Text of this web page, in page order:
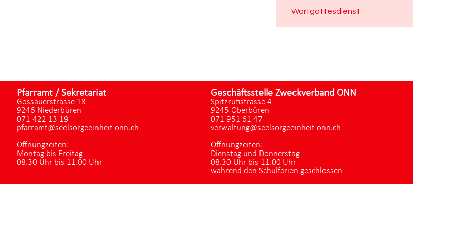
Wortgottesdienst
Pfarramt / Sekretariat
Gossauerstrasse 18
9246 Niederbüren
071 422 13 19
pfarramt@seelsorgeeinheit-onn.ch
Öffnungzeiten:
Montag bis Freitag
08.30 Uhr bis 11.00 Uhr
Geschäftsstelle Zweckverband ONN
Spitzrütistrasse 4
9245 Oberbüren
071 951 61 47
verwaltung@seelsorgeeinheit-onn.ch
Öffnungzeiten:
Dienstag und Donnerstag
08.30 Uhr bis 11.00 Uhr
während den Schulferien geschlossen